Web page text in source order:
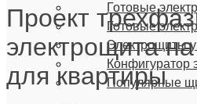
Готовые
Готовые
Электрощиты
Конфигуратор
Популярные
Проект
электрощита
для квартиры